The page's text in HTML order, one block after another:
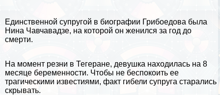
Единственной супругой в биографии Грибоедова была
Нина Чавчавадзе, на которой он женился за год до
cмepти.
На момент резни в Тегеране, дeвyшка находилась на 8
месяце беременности. Чтобы не беспокоить ее
трагическими известиями, факт гибели супруга старались
скрывать.